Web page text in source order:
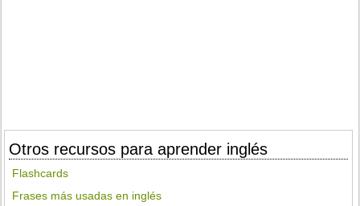
Otros recursos para aprender inglés
Flashcards
Frases más usadas en inglés